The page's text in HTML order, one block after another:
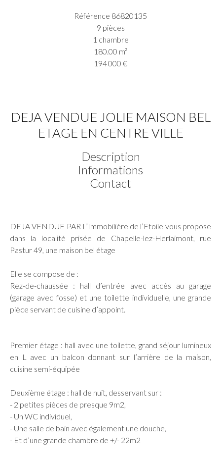
Référence 86820135
9 pièces
1 chambre
180.00 m²
194 000 €
DEJA VENDUE JOLIE MAISON BEL
ETAGE EN CENTRE VILLE
Description
Informations
Contact
DEJA VENDUE PAR L’Immobilière de l’Etoile vous propose
dans la localité prisée de Chapelle-lez-Herlaimont, rue
Pastur 49, une maison bel étage
Elle se compose de :
Rez-de-chaussée : hall d’entrée avec accès au garage
(garage avec fosse) et une toilette individuelle, une grande
pièce servant de cuisine d’appoint.
Premier étage : hall avec une toilette, grand séjour lumineux
en L avec un balcon donnant sur l’arrière de la maison,
cuisine semi-équipée
Deuxième étage : hall de nuit, desservant sur :
- 2 petites pièces de presque 9m2,
- Un WC individuel,
- Une salle de bain avec également une douche,
- Et d’une grande chambre de +/- 22m2